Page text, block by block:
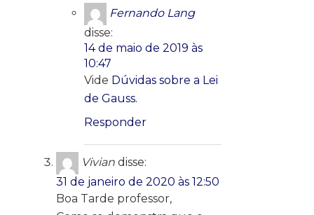
Fernando Lang
disse:
14 de maio de 2019 às
10:47
Vide Dúvidas sobre a Lei
de Gauss.
Responder
Vivian disse:
31 de janeiro de 2020 às 12:50
Boa Tarde professor,